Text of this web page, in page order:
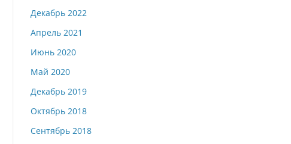
Декабрь 2022
Апрель 2021
Июнь 2020
Май 2020
Декабрь 2019
Октябрь 2018
Сентябрь 2018